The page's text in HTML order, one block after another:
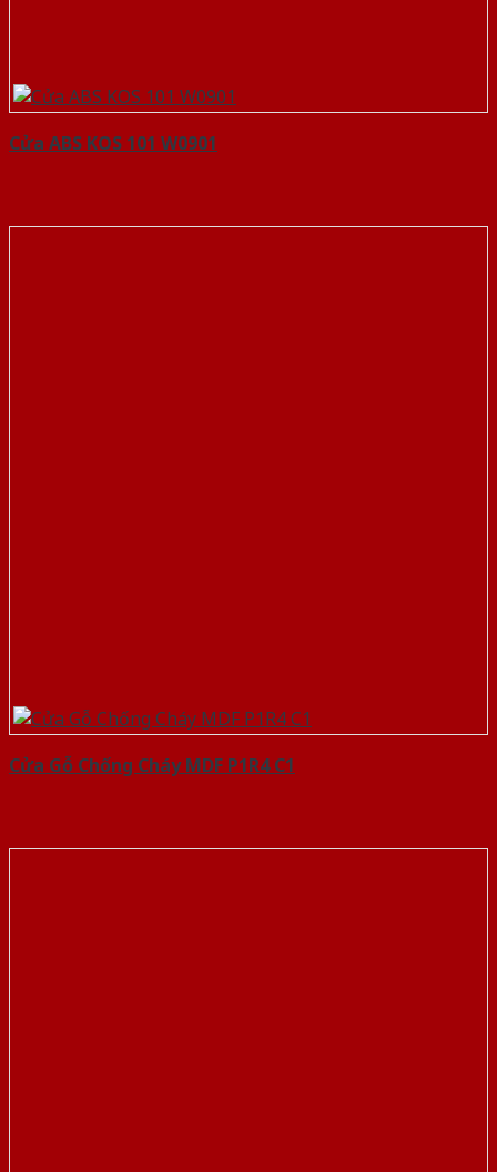
Cửa ABS KOS 101 W0901
Cửa Gỗ Chống Cháy MDF P1R4 C1